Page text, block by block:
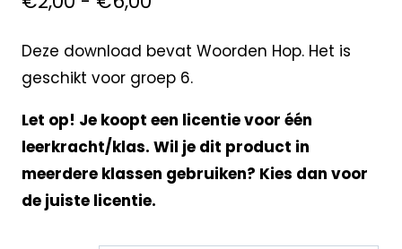
Deze download bevat Woorden Hop. Het is
geschikt voor groep 6.
Let op! Je koopt een licentie voor één
leerkracht/klas. Wil je dit product in
meerdere klassen gebruiken? Kies dan voor
de juiste licentie.